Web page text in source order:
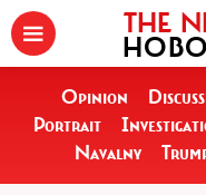
THE
Opinion
Portrait
Navalny